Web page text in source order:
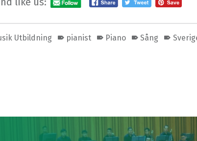
Utbildning pianist Piano Sång